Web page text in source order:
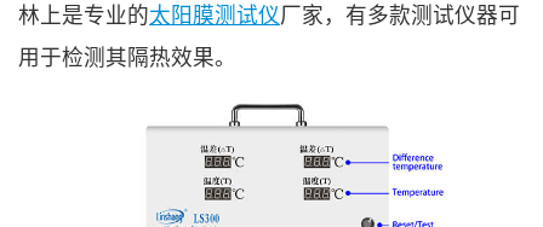
林上是专业的太阳膜测试仪厂家，有多款测试仪器可
用于检测其隔热效果。